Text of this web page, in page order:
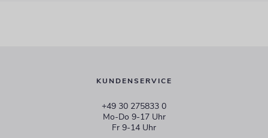
KUNDENSERVICE
+49 30 275833 0
Mo-Do 9-17 Uhr
Fr 9-14 Uhr